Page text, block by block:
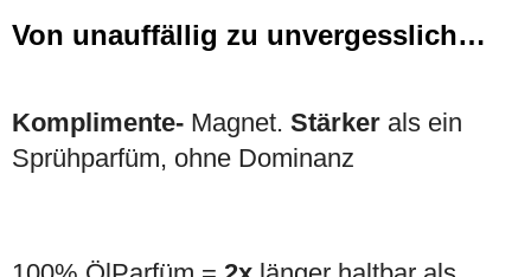
Von unauffällig zu unvergesslich…
Komplimente- Magnet. Stärker als ein
Sprühparfüm, ohne Dominanz